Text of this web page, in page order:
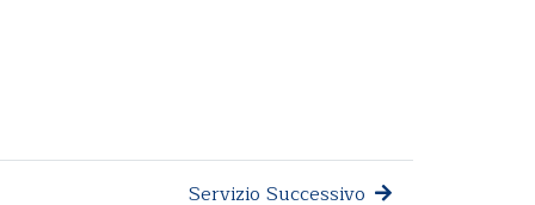
Servizio Successivo